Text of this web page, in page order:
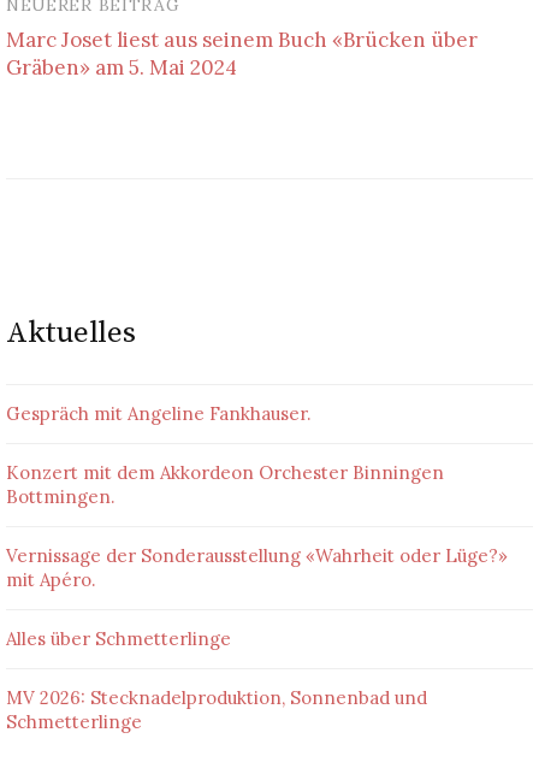
Marc Joset liest aus seinem Buch «Brücken über
Gräben» am 5. Mai 2024
Aktuelles
Gespräch mit Angeline Fankhauser.
Konzert mit dem Akkordeon Orchester Binningen
Bottmingen.
Vernissage der Sonderausstellung «Wahrheit oder Lüge?»
mit Apéro.
Alles über Schmetterlinge
MV 2026: Stecknadelproduktion, Sonnenbad und
Schmetterlinge